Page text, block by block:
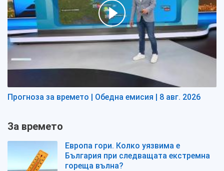
Прогноза за времето | Обедна емисия | 8 авг. 2026
За времето
Европа гори. Колко уязвима е
България при следващата екстремна
гореща вълна?